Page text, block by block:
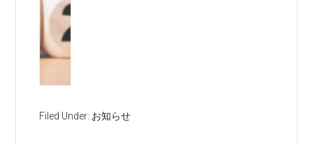
Filed Under: お知らせ